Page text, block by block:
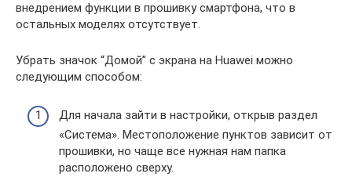
внедрением функции в прошивку смартфона, что в
остальных моделях отсутствует.
Убрать значок “Домой” с экрана на Huawei можно
следующим способом:
Для начала зайти в настройки, открыв раздел
«Система». Местоположение пунктов зависит от
прошивки, но чаще все нужная нам папка
расположено сверху.